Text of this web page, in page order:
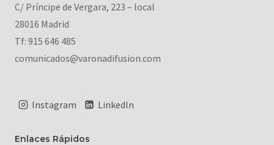
C/ Príncipe de Vergara, 223 – local
28016 Madrid
Tf: 915 646 485
comunicados@varonadifusion.com
Instagram LinkedIn
Enlaces Rápidos